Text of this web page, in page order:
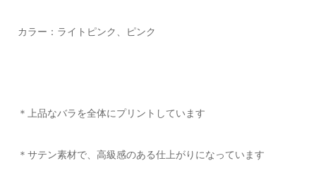
カラー：ライトピンク、ピンク
＊上品なバラを全体にプリントしています
＊サテン素材で、高級感のある仕上がりになっています